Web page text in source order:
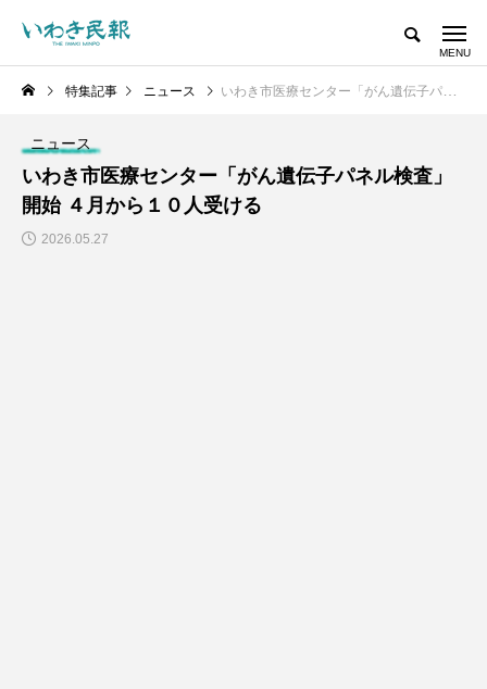
特集記事 ニュース いわき市医療センター「がん遺伝子パネル検査」開始 ４月から１０人受ける
ニュース
いわき市医療センター「がん遺伝子パネル検査」
開始 ４月から１０人受ける
2026.05.27